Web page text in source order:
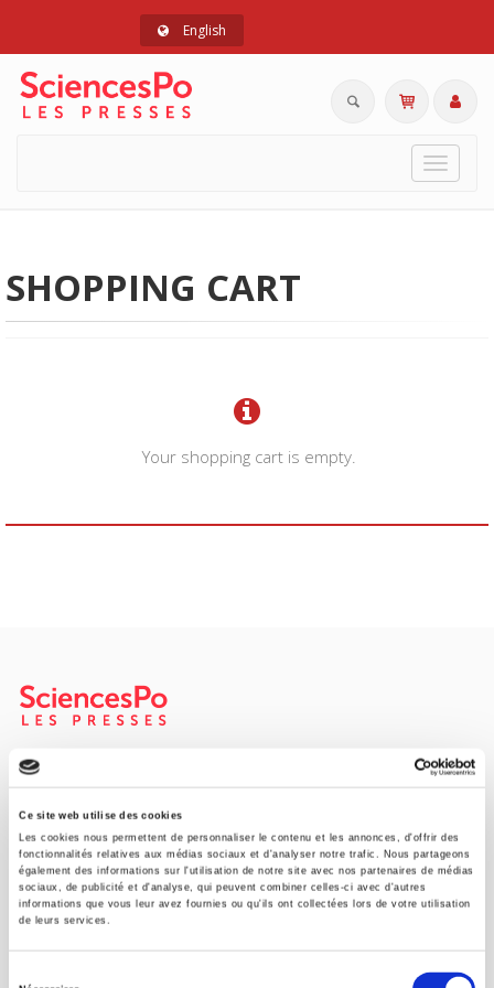
Ce site web utilise des cookies
Les cookies nous permettent de personnaliser le contenu et les annonces, d'offrir des
fonctionnalités relatives aux médias sociaux et d'analyser notre trafic. Nous partageons
également des informations sur l'utilisation de notre site avec nos partenaires de médias
sociaux, de publicité et d'analyse, qui peuvent combiner celles-ci avec d'autres
informations que vous leur avez fournies ou qu'ils ont collectées lors de votre utilisation
de leurs services.
English
Toggle
SHOPPING CART
Your shopping cart is empty.
SCIENCES PO UNIVERSITY PRESS has a threefold role: to publish
original research, to edit reference works for student use, and to
help public and political debate.
CONTACTS
FOREIGN RIGHTS
FOR BOOKSHOPS